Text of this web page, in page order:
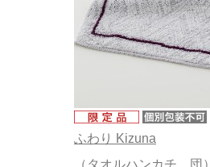
ふわり Kizuna
（タオルハンカチ 団）